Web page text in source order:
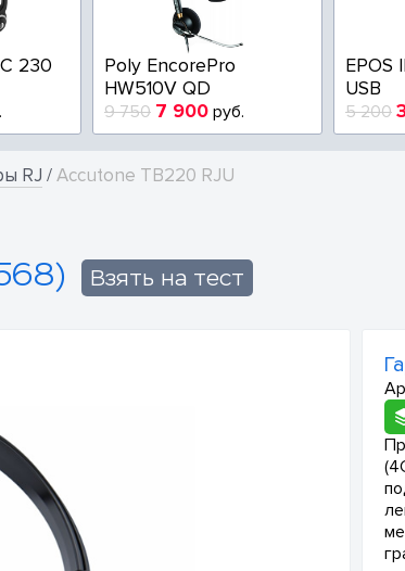
230
Poly EncorePro
HW510V QD
9 750 7 900 руб.
EPOS
USB
5 200
RJ /Accutone TB220 RJU
Взять на тест